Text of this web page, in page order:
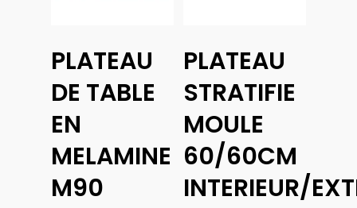
Des
Options
PLATEAU
DE TABLE
EN
MELAMINE
M90
Ajouter
Au
Panier
PLATEAU
STRATIFIE
MOULE
60/60CM
INTERIEUR/